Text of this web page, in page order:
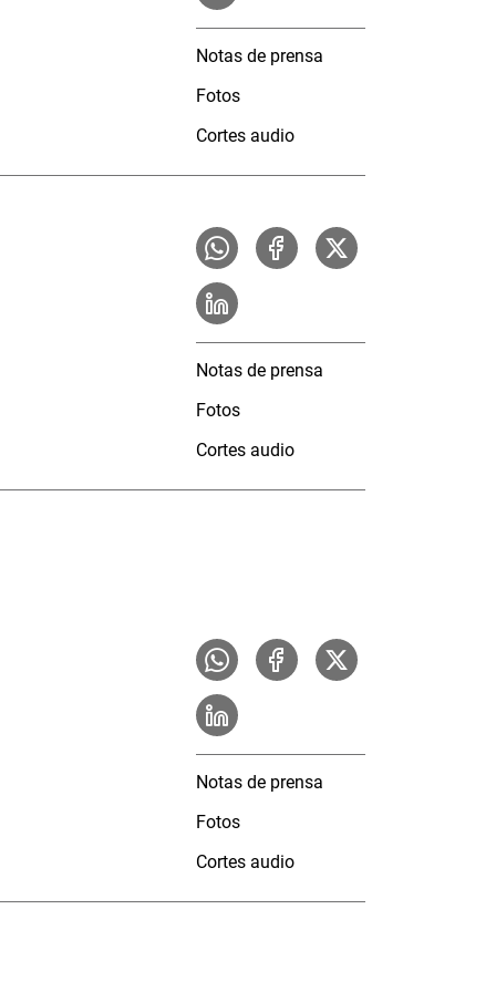
Notas de prensa
Fotos
Cortes audio
Notas de prensa
Fotos
Cortes audio
Notas de prensa
Fotos
Cortes audio